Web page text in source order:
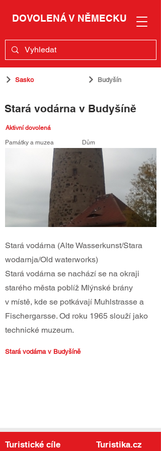
DOVOLENÁ V NĚMECKU
Sasko Budyšín
Stará vodárna v Budyšíně
Aktivní dovolená
Památky a muzea Dům
Stará vodárna (Alte Wasserkunst/Stara
wodarnja/Old waterworks)
Stará vodárna se nachází se na okraji
starého města poblíž Mlýnské brány
v místě, kde se potkávají Muhlstrasse a
Fischergarsse. Od roku 1965 slouží jako
technické muzeum.
Stará vodárna v Budyšíně
Turistické cíle Turistika.cz